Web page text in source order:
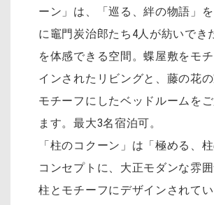
ーン」は、「巡る、絆の物語」
に竈門炭治郎たち4人が紡いでき
を体感できる空間。蝶屋敷をモ
インされたリビングと、藤の花
モチーフにしたベッドルームを
ます。最大3名宿泊可。
「柱のコクーン」は「極める、
コンセプトに、大正モダンな雰
柱とモチーフにデザインされて